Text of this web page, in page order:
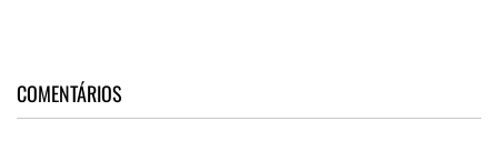
COMENTÁRIOS